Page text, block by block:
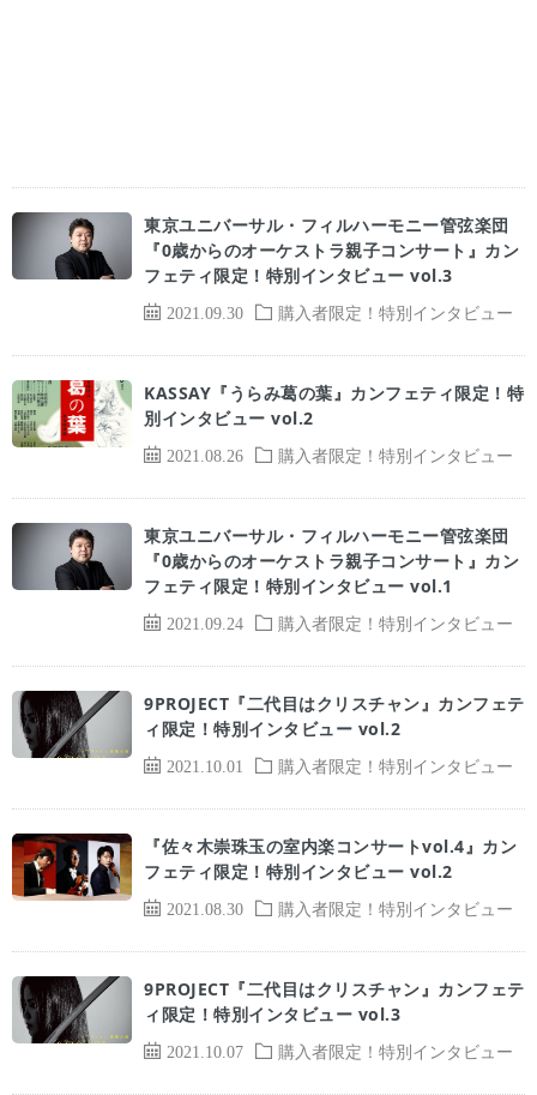
2021.09.30 購入者限定！特別インタビュー
東京ユニバーサル・フィルハーモニー管弦楽団
『0歳からのオーケストラ親子コンサート』カン
フェティ限定！特別インタビュー vol.3
2021.08.26 購入者限定！特別インタビュー
KASSAY『うらみ葛の葉』カンフェティ限定！特
別インタビュー vol.2
2021.09.24 購入者限定！特別インタビュー
東京ユニバーサル・フィルハーモニー管弦楽団
『0歳からのオーケストラ親子コンサート』カン
フェティ限定！特別インタビュー vol.1
2021.10.01 購入者限定！特別インタビュー
9PROJECT『二代目はクリスチャン』カンフェテ
ィ限定！特別インタビュー vol.2
2021.08.30 購入者限定！特別インタビュー
『佐々木崇珠玉の室内楽コンサートvol.4』カン
フェティ限定！特別インタビュー vol.2
2021.10.07 購入者限定！特別インタビュー
9PROJECT『二代目はクリスチャン』カンフェテ
ィ限定！特別インタビュー vol.3